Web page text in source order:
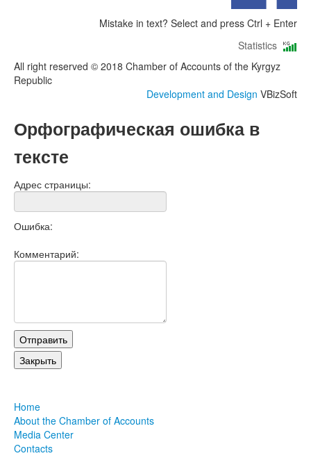
Mistake in text? Select and press Ctrl + Enter
Statistics
All right reserved © 2018 Chamber of Accounts of the Kyrgyz
Republic
Development and Design VBizSoft
Орфографическая ошибка в
тексте
Адрес страницы:
Ошибка:
Комментарий:
Home
About the Chamber of Accounts
Media Center
Contacts